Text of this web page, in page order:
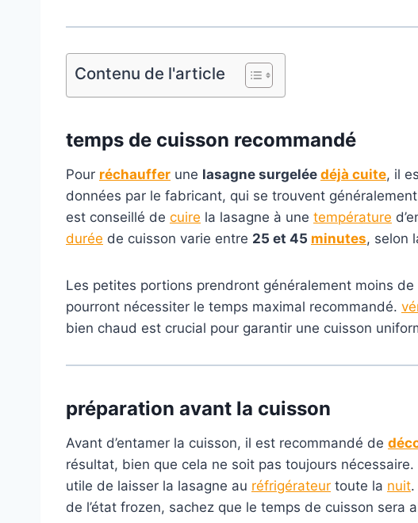
Contenu de l'article
temps de cuisson recommandé
Pour réchauffer une lasagne surgelée déjà cuite, il
données par le fabricant, qui se trouvent généralement
est conseillé de cuire la lasagne à une température
durée de cuisson varie entre 25 et 45 minutes, selon
Les petites portions prendront généralement moins
pourront nécessiter le temps maximal recommandé.
bien chaud est crucial pour garantir une cuisson
préparation avant la cuisson
Avant d’entamer la cuisson, il est recommandé de
résultat, bien que cela ne soit pas toujours
utile de laisser la lasagne au réfrigérateur toute la nuit
de l’état frozen, sachez que le temps de cuisson sera